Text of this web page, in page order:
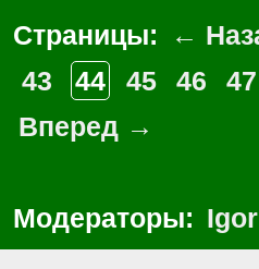
Страницы: ←
43
44 45 46 47
Вперед →
Модераторы: